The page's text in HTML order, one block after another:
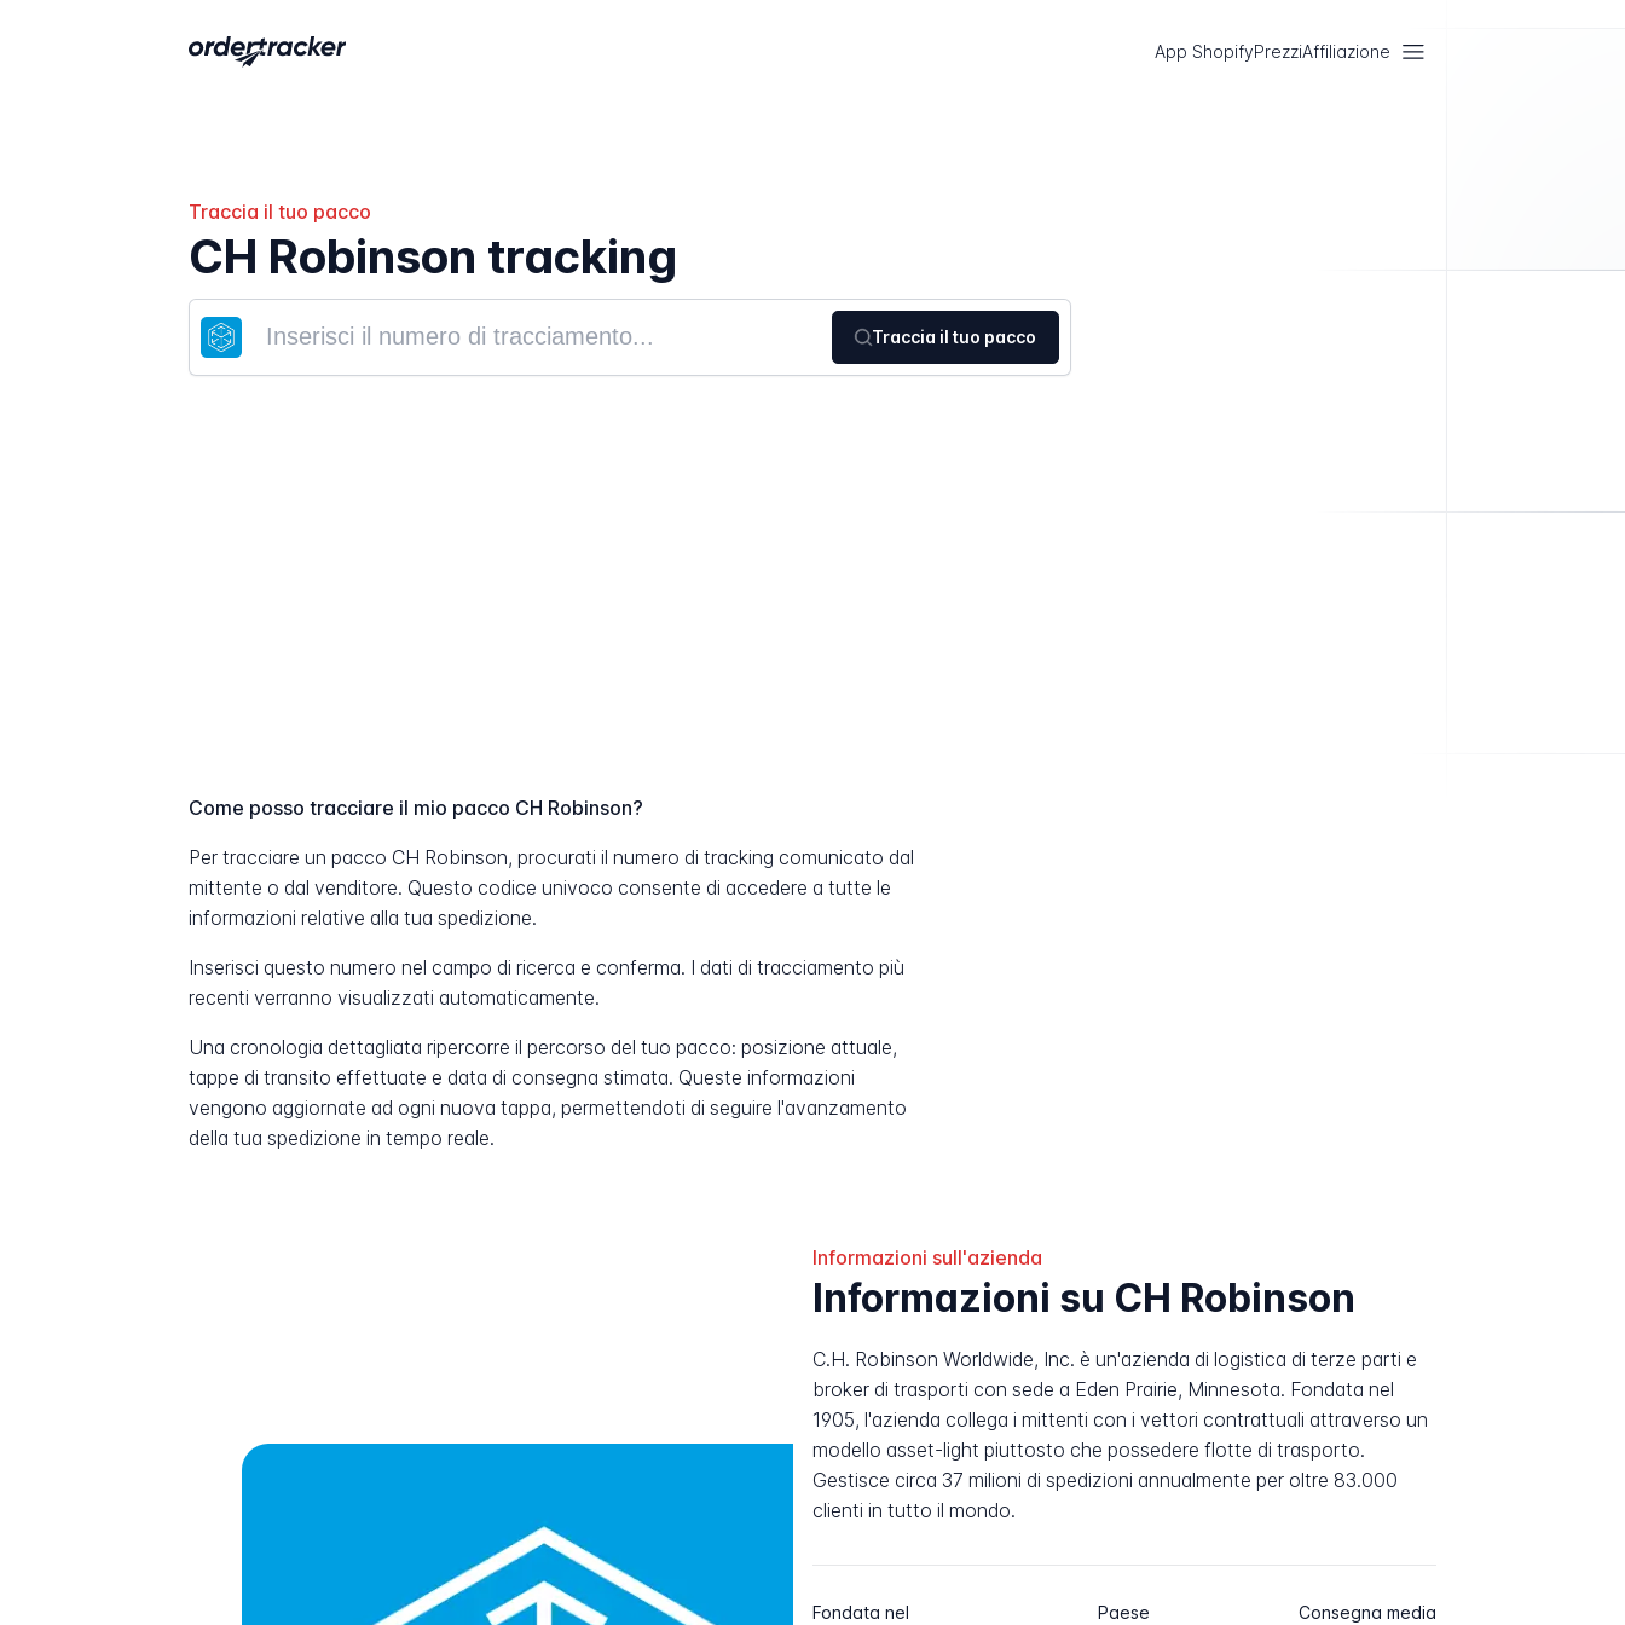
App ShopifyPrezziAffiliazione
Traccia il tuo pacco
CH Robinson tracking
Traccia il tuo pacco
Come posso tracciare il mio pacco CH Robinson?
Per tracciare un pacco CH Robinson, procurati il numero di tracking comunicato dal
mittente o dal venditore. Questo codice univoco consente di accedere a tutte le
informazioni relative alla tua spedizione.
Inserisci questo numero nel campo di ricerca e conferma. I dati di tracciamento più
recenti verranno visualizzati automaticamente.
Una cronologia dettagliata ripercorre il percorso del tuo pacco: posizione attuale,
tappe di transito effettuate e data di consegna stimata. Queste informazioni
vengono aggiornate ad ogni nuova tappa, permettendoti di seguire l'avanzamento
della tua spedizione in tempo reale.
Informazioni sull'azienda
Informazioni su CH Robinson
C.H. Robinson Worldwide, Inc. è un'azienda di logistica di terze parti e
broker di trasporti con sede a Eden Prairie, Minnesota. Fondata nel
1905, l'azienda collega i mittenti con i vettori contrattuali attraverso un
modello asset-light piuttosto che possedere flotte di trasporto.
Gestisce circa 37 milioni di spedizioni annualmente per oltre 83.000
clienti in tutto il mondo.
Fondata nel Paese Consegna media